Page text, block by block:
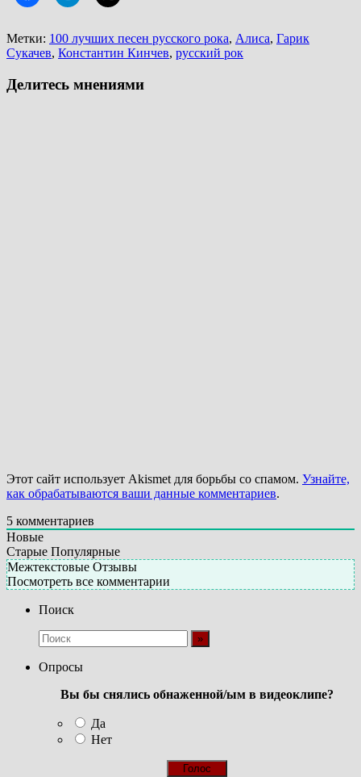
Метки: 100 лучших песен русского рока, Алиса, Гарик
Сукачев, Константин Кинчев, русский рок
Делитесь мнениями
Этот сайт использует Akismet для борьбы со спамом. Узнайте,
как обрабатываются ваши данные комментариев.
5 комментариев
Новые
Старые Популярные
Межтекстовые Отзывы
Посмотреть все комментарии
Поиск
Опросы
Вы бы снялись обнаженной/ым в видеоклипе?
Да
Нет